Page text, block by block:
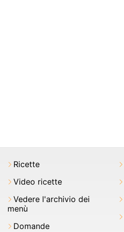
Ricette
Video ricette
Vedere l'archivio dei
menù
Domande